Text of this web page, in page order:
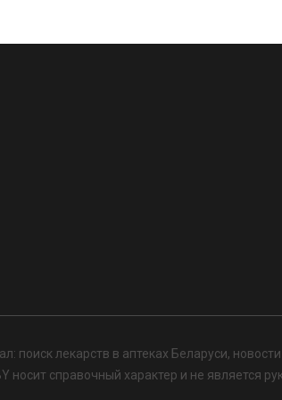
поиск лекарств в аптеках Беларуси,
носит справочный характер и не является